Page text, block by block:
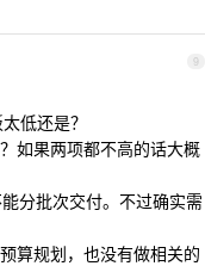
9
低还是？
如果两项都不高的话大概
分批次交付。不过确实需
算规划，也没有做相关的